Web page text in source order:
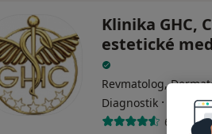
Klinika GHC,
estetické
Revmatolog,
Diagnostik ·
6 názorů